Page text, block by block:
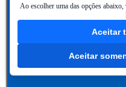
Ao escolher uma das opções
Aceitar
Aceitar